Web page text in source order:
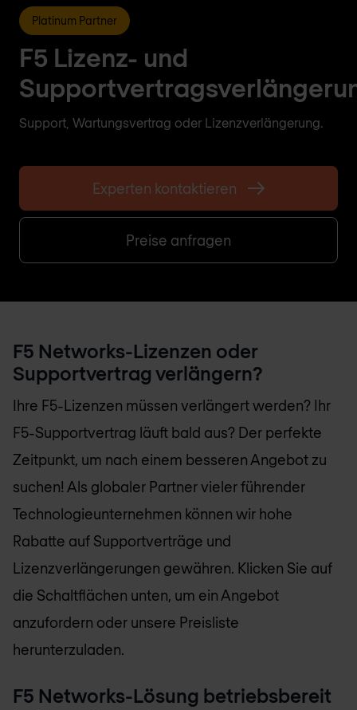
Platinum Partner
F5 Lizenz- und
Support, Wartungsvertrag oder Lizenzverlängerung.
Experten kontaktieren
Preise anfragen
F5 Networks-Lizenzen oder
Supportvertrag verlängern?
Ihre F5-Lizenzen müssen verlängert werden? Ihr
F5-Supportvertrag läuft bald aus? Der perfekte
Zeitpunkt, um nach einem besseren Angebot zu
suchen! Als globaler Partner vieler führender
Technologieunternehmen können wir hohe
Rabatte auf Supportverträge und
Lizenzverlängerungen gewähren. Klicken Sie auf
die Schaltflächen unten, um ein Angebot
anzufordern oder unsere Preisliste
herunterzuladen.
F5 Networks-Lösung betriebsbereit